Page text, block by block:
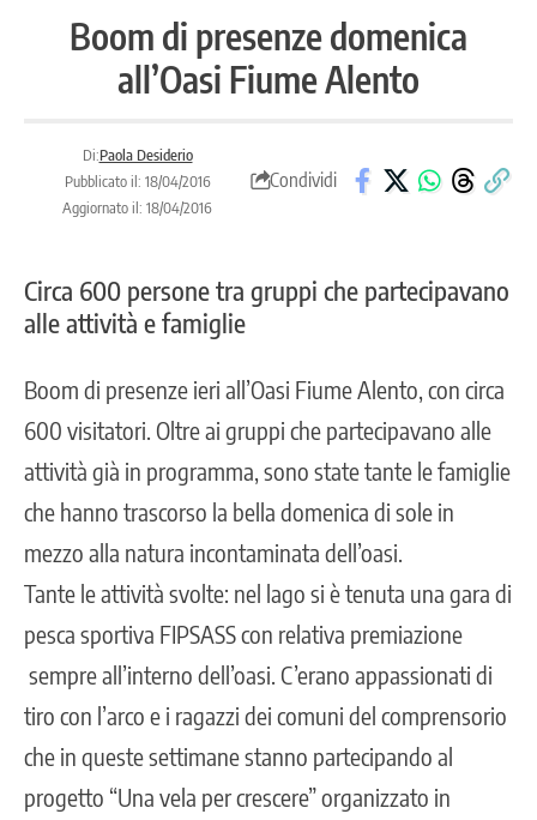
Boom di presenze domenica
all’Oasi Fiume Alento
Di:Paola Desiderio
Pubblicato il: 18/04/2016
Aggiornato il: 18/04/2016
Condividi
Circa 600 persone tra gruppi che partecipavano
alle attività e famiglie
Boom di presenze ieri all’Oasi Fiume Alento, con circa
600 visitatori. Oltre ai gruppi che partecipavano alle
attività già in programma, sono state tante le famiglie
che hanno trascorso la bella domenica di sole in
mezzo alla natura incontaminata dell’oasi.
Tante le attività svolte: nel lago si è tenuta una gara di
pesca sportiva FIPSASS con relativa premiazione
sempre all’interno dell’oasi. C’erano appassionati di
tiro con l’arco e i ragazzi dei comuni del comprensorio
che in queste settimane stanno partecipando al
progetto “Una vela per crescere” organizzato in